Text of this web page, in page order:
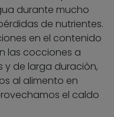
durante mucho
de nutrientes.
en el contenido
las cocciones a
de larga duración,
al alimento en
el caldo